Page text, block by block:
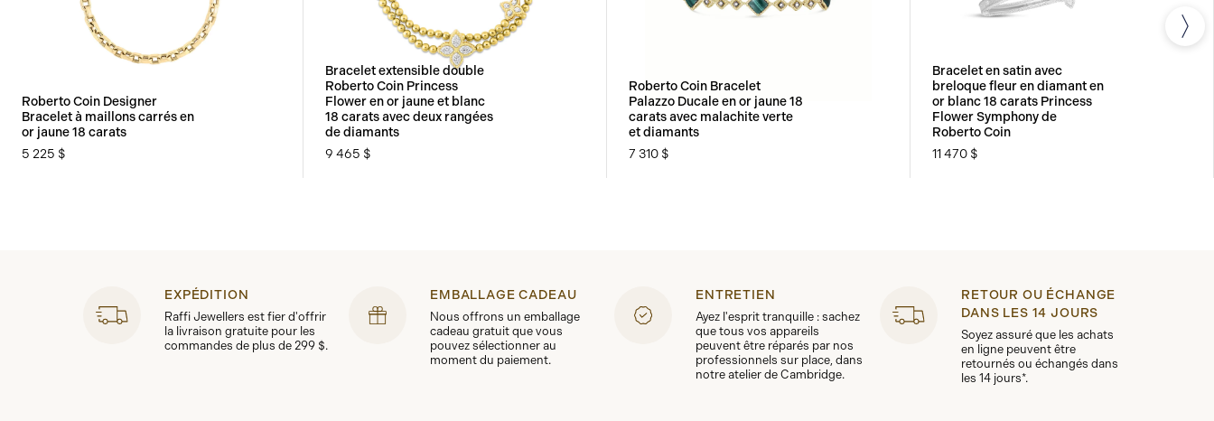
Roberto Coin Designer
Bracelet à maillons carrés en
or jaune 18 carats
5 225 $
Bracelet extensible double
Roberto Coin Princess
Flower en or jaune et blanc
18 carats avec deux rangées
de diamants
9 465 $
Roberto Coin Bracelet
Palazzo Ducale en or jaune 18
carats avec malachite verte
et diamants
7 310 $
Bracelet en satin avec
breloque fleur en diamant en
or blanc 18 carats Princess
Flower Symphony de
Roberto Coin
11 470 $
EXPÉDITION
Raffi Jewellers est fier d'offrir
la livraison gratuite pour les
commandes de plus de 299 $.
EMBALLAGE CADEAU
Nous offrons un emballage
cadeau gratuit que vous
pouvez sélectionner au
moment du paiement.
ENTRETIEN
Ayez l'esprit tranquille : sachez
que tous vos appareils
peuvent être réparés par nos
professionnels sur place, dans
notre atelier de Cambridge.
RETOUR OU ÉCHANGE
DANS LES 14 JOURS
Soyez assuré que les achats
en ligne peuvent être
retournés ou échangés dans
les 14 jours*.